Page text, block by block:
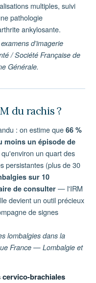
multiples, suivi
pathologie
ankylosante.
d'imagerie
/ Société Française de
Générale.
du rachis ?
: on estime que66 %
moins un épisode de
qu'environ un quart des
persistantes (plus de 30
sur 10
de consulter — l'IRM
devient un outil précieux
de signes
lombalgies dans la
France — Lombalgie et
brachiales